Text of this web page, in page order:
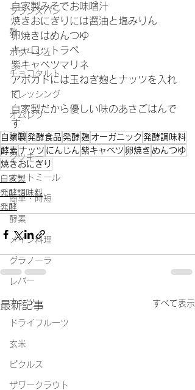
フランスパン
麹
ポタージュ
チョコタルト
ドレッシング
オムレツ
味噌
クッキー
オートミール
簡単・時短
酵素
メイン料理
グラノーラ
レバー
ナッツ
ドライフルーツ
玄米
ピクルス
ザワークラウト
自家製みそでお味噌汁
焼きおにぎりには醤油と塩みりん
卵焼きはめんつゆ
キャロットラペ
紫キャベツマリネ
アボカドには玉ねぎ麹とナッツを入れ
て
自家製だから優しい味のあさごはんで
す
自家製 発酵食品 発酵麹 オーガニック 発酵調味料
酵素 ナッツ にんじん紫キャベツ 卵焼き めんつゆ
焼きおにぎり
自家製
発酵調味料
発酵
最新記事 すべて表示